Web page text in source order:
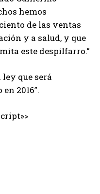
hemos
de las ventas
y a salud, y que
este despilfarro.”
ley que será
2016”.